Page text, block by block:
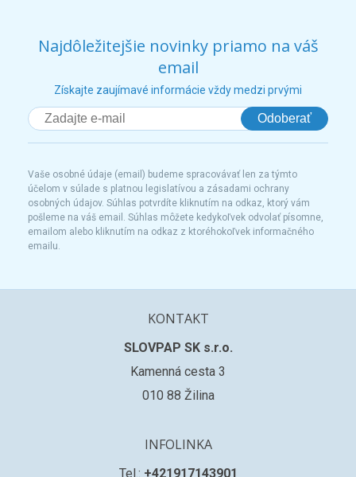
Najdôležitejšie novinky priamo na váš
email
Získajte zaujímavé informácie vždy medzi prvými
Odoberať
Vaše osobné údaje (email) budeme spracovávať len za týmto
účelom v súlade s platnou legislatívou a zásadami ochrany
osobných údajov. Súhlas potvrdíte kliknutím na odkaz, ktorý vám
pošleme na váš email. Súhlas môžete kedykoľvek odvolať písomne,
emailom alebo kliknutím na odkaz z ktoréhokoľvek informačného
emailu.
KONTAKT
SLOVPAP SK s.r.o.
Kamenná cesta 3
010 88 Žilina
INFOLINKA
Tel.: +421917143901